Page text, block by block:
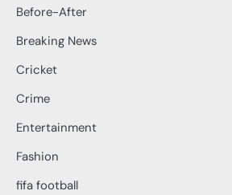
Before-After
Breaking News
Cricket
Crime
Entertainment
Fashion
fifa football